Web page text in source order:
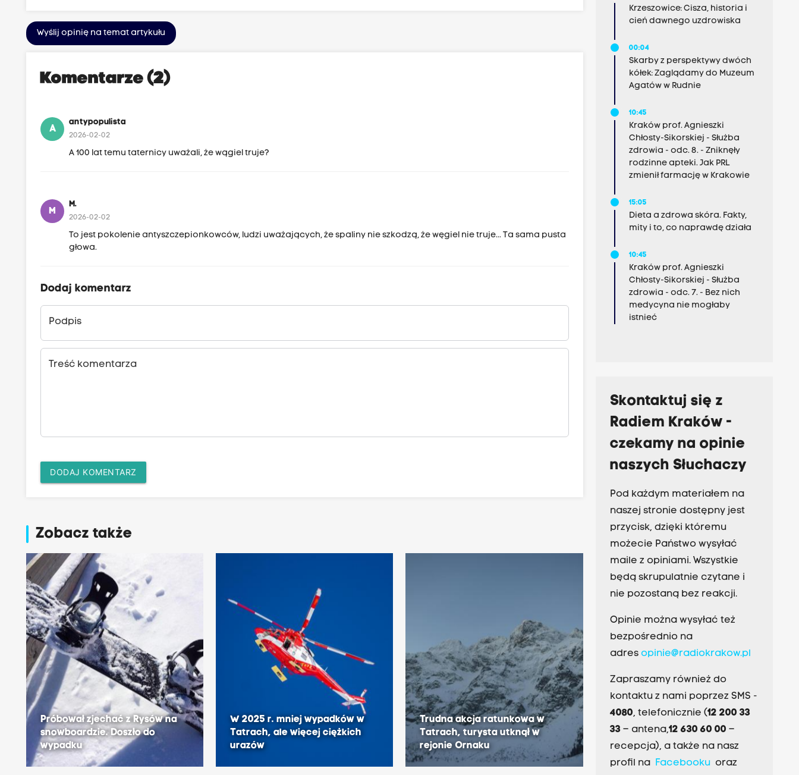
Wyślij opinię na temat artykułu
Komentarze (2)
A
antypopulista
2026-02-02
A 100 lat temu taternicy uważali, że wągiel truje?
M
M.
2026-02-02
To jest pokolenie antyszczepionkowców, ludzi uważających, że spaliny nie szkodzą, że węgiel nie truje... Ta sama pusta
głowa.
Dodaj komentarz
Podpis
Treść komentarza
DODAJ KOMENTARZ
Zobacz także
Próbował zjechać z Rysów na
snowboardzie. Doszło do
wypadku
W 2025 r. mniej wypadków w
Tatrach, ale więcej ciężkich
urazów
Trudna akcja ratunkowa w
Tatrach, turysta utknął w
rejonie Ornaku
Krzeszowice: Cisza, historia i
cień dawnego uzdrowiska
00:04
Skarby z perspektywy dwóch
kółek: Zaglądamy do Muzeum
Agatów w Rudnie
10:45
Kraków prof. Agnieszki
Chłosty-Sikorskiej - Służba
zdrowia - odc. 8. - Zniknęły
rodzinne apteki. Jak PRL
zmienił farmację w Krakowie
15:05
Dieta a zdrowa skóra. Fakty,
mity i to, co naprawdę działa
10:45
Kraków prof. Agnieszki
Chłosty-Sikorskiej - Służba
zdrowia - odc. 7. - Bez nich
medycyna nie mogłaby
istnieć
Skontaktuj się z
Radiem Kraków -
czekamy na opinie
naszych Słuchaczy
Pod każdym materiałem na
naszej stronie dostępny jest
przycisk, dzięki któremu
możecie Państwo wysyłać
maile z opiniami. Wszystkie
będą skrupulatnie czytane i
nie pozostaną bez reakcji.
Opinie można wysyłać też
bezpośrednio na
adres opinie@radiokrakow.pl
Zapraszamy również do
kontaktu z nami poprzez SMS -
4080, telefonicznie (12 200 33
33– antena,12 630 60 00 –
recepcja), a także na nasz
profil na Facebookuoraz